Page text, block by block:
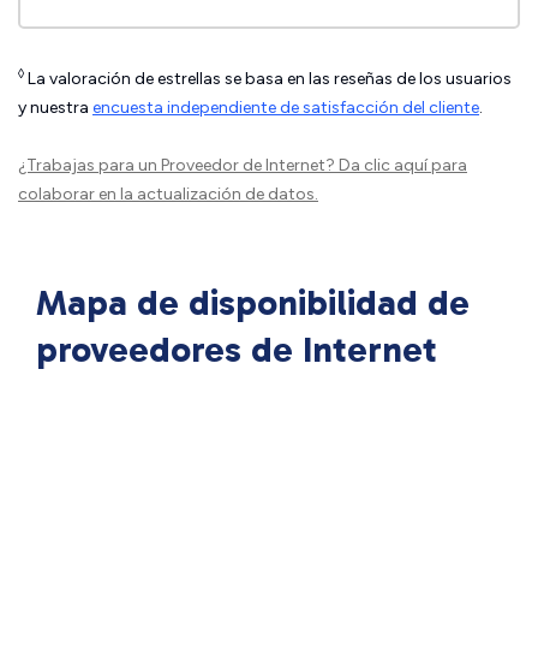
◊ La valoración de estrellas se basa en las reseñas de los usuarios
y nuestra encuesta independiente de satisfacción del cliente.
¿Trabajas para un Proveedor de Internet? Da clic aquípara
colaborar en la actualización de datos.
Mapa de disponibilidad de
proveedores de Internet